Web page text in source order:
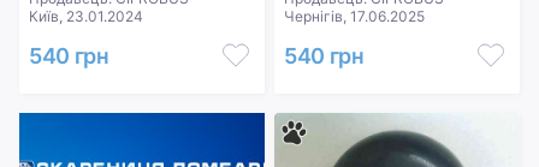
Київ, 23.01.2024
540 грн
Чернігів, 17.06.2025
540 грн